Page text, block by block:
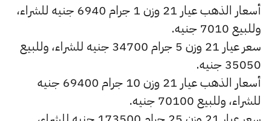
أسعار الذهب عيار 21 وزن 1 جرام 6940 جنيه للشراء،
وللبيع 7010 جنيه.
سعر عيار 21 وزن 5 جرام 34700 جنيه للشراء، وللبيع
35050 جنيه.
أسعار الذهب عيار 21 وزن 10 جرام 69400 جنيه
للشراء، وللبيع 70100 جنيه.